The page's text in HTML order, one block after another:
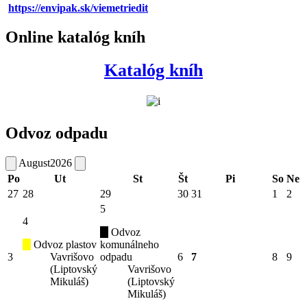
https://envipak.sk/viemetriedit
Online katalóg kníh
Katalóg kníh
Odvoz odpadu
August2026
Po
Ut St Št Pi So Ne
27 28 29 30 31 1 2
3
4
Odvoz plastov
Vavrišovo
(Liptovský
Mikuláš)
5
Odvoz
komunálneho
odpadu
Vavrišovo
(Liptovský
Mikuláš)
6 7 8 9